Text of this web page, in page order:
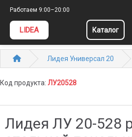
Работаем 9:00–20:00
LIDEA Каталог
Лидея Универсал 20
Код продукта: ЛУ20528
Лидея ЛУ 20-528